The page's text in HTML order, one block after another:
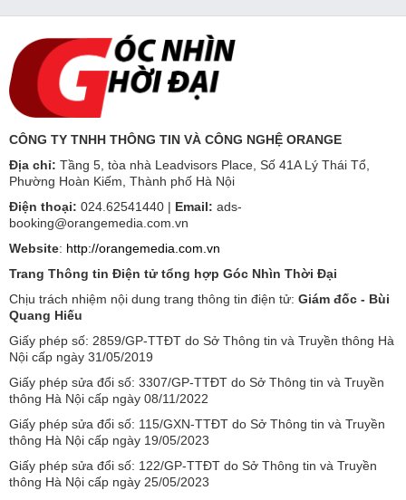
CÔNG TY TNHH THÔNG TIN VÀ CÔNG NGHỆ ORANGE
Địa chỉ: Tầng 5, tòa nhà Leadvisors Place, Số 41A Lý Thái Tổ,
Phường Hoàn Kiếm, Thành phố Hà Nội
Điện thoại: 024.62541440 | Email: ads-
booking@orangemedia.com.vn
Website: http://orangemedia.com.vn
Trang Thông tin Điện tử tổng hợp Góc Nhìn Thời Đại
Chịu trách nhiệm nội dung trang thông tin điện tử: Giám đốc - Bùi
Quang Hiếu
Giấy phép số: 2859/GP-TTĐT do Sở Thông tin và Truyền thông Hà
Nội cấp ngày 31/05/2019
Giấy phép sửa đổi số: 3307/GP-TTĐT do Sở Thông tin và Truyền
thông Hà Nội cấp ngày 08/11/2022
Giấy phép sửa đổi số: 115/GXN-TTĐT do Sở Thông tin và Truyền
thông Hà Nội cấp ngày 19/05/2023
Giấy phép sửa đổi số: 122/GP-TTĐT do Sở Thông tin và Truyền
thông Hà Nội cấp ngày 25/05/2023